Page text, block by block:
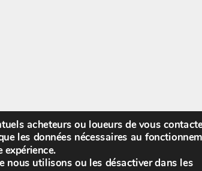
Bienvenue,visiteur ![
acheteurs ou loueurs de vous
les données nécessaires au
nous utilisons ou les désactiver dans les